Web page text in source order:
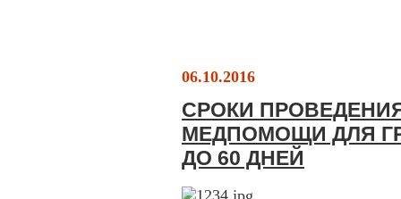
06.10.2016
СРОКИ
МЕДПОМОЩИ ДЛЯ
ДО 60 ДНЕЙ